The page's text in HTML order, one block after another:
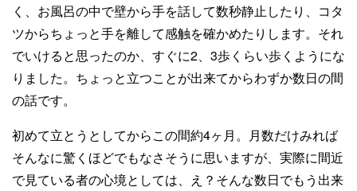
く、お風呂の中で壁から手を話して数秒静止したり、コタ
ツからちょっと手を離して感触を確かめたりします。それ
でいけると思ったのか、すぐに2、3歩くらい歩くようにな
りました。ちょっと立つことが出来てからわずか数日の間
の話です。
初めて立とうとしてからこの間約4ヶ月。月数だけみれば
そんなに驚くほどでもなさそうに思いますが、実際に間近
で見ている者の心境としては、え？そんな数日でもう出来